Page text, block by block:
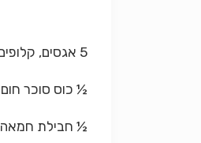
5 אגסים, קלופים, חצויים וללא הליבה
½ כוס סוכר חום
½ חבילת חמאה